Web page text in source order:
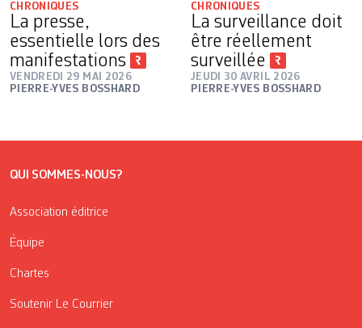
CHRONIQUES
La presse,
essentielle lors des
manifestations
VENDREDI 29 MAI 2026
PIERRE-YVES BOSSHARD
CHRONIQUES
La surveillance doit
être réellement
surveillée
JEUDI 30 AVRIL 2026
PIERRE-YVES BOSSHARD
QUI SOMMES-NOUS?
Association éditrice
Équipe
Chartes
Soutenir Le Courrier